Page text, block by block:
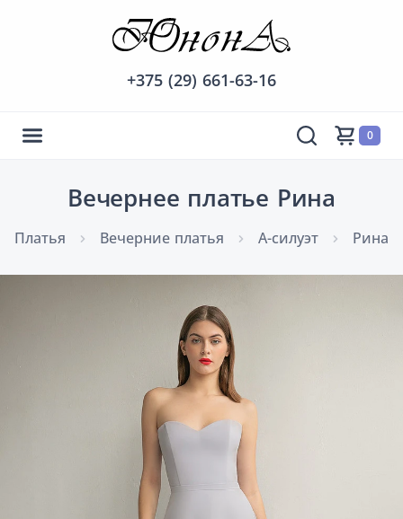
+375 (29) 661-63-16
0
Вечернее платье Рина
Платья Вечерние платья А-силуэт Рина